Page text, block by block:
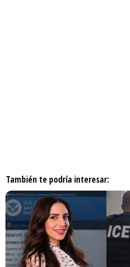
También te podría interesar: